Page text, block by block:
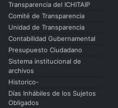
Transparencia del ICHITAIP
Comité de Transparencia
Unidad de Transparencia
Contabilidad Gubernamental
Presupuesto Ciudadano
Sistema institucional de
archivos
Historico-
Días Inhábiles de los Sujetos
Obligados